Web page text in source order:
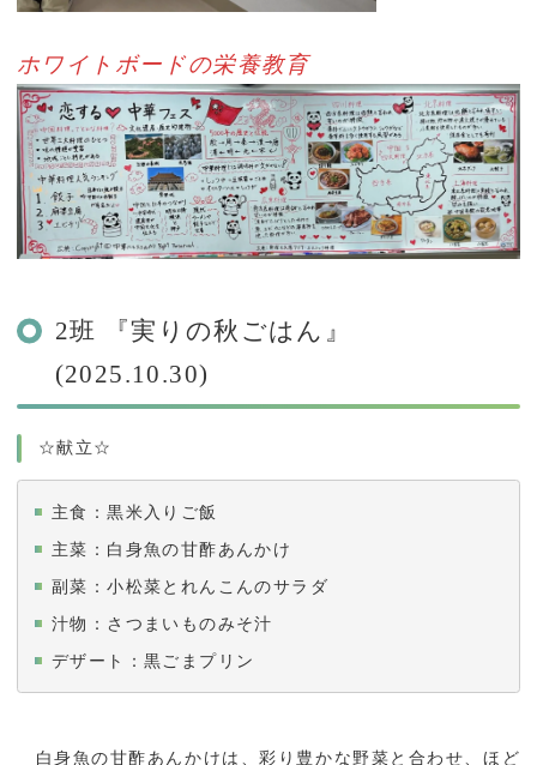
ホワイトボードの栄養教育
2班 『実りの秋ごはん』
(2025.10.30)
☆献立☆
主食：黒米入りご飯
主菜：白身魚の甘酢あんかけ
副菜：小松菜とれんこんのサラダ
汁物：さつまいものみそ汁
デザート：黒ごまプリン
白身魚の甘酢あんかけは、彩り豊かな野菜と合わせ、ほど